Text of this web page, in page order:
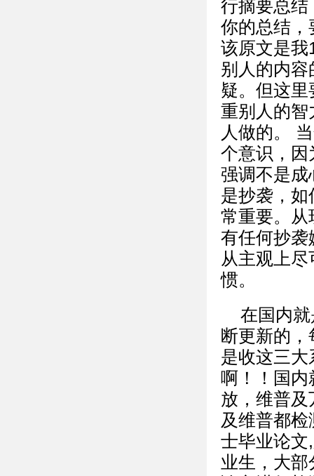
行摘要总结
你的总结，
该原文是我
别人的内
疑。但这
重别人的智
人做的。
个意识，因
强调不是成
是抄袭，
常重要。从
有任何抄袭
从主观上
惯。
在国内
断更新的
是收这三
啊！！国
放，维普
及维普都
士毕业论文
业生，大